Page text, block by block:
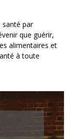
santé par
que guérir,
alimentaires et
à toute